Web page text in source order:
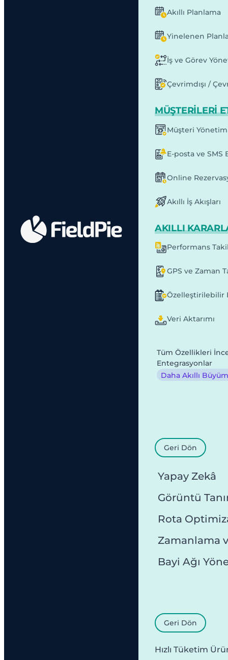
Akıllı Planlama
Yinelenen
İş ve Görev
Çevrimdışı /
MÜŞTERILERI
Müşteri
E-posta ve
Online
Akıllı İş Akışları
AKILLI
Performans
GPS ve Zaman
Özelleştirilebilir
Veri Aktarımı
Tüm Özellikleri
Entegrasyonlar
Daha Akıllı
Geri Dön
Yapay Zekâ
Görüntü
Rota
Zamanlama
Bayi Ağı
Geri Dön
Hızlı Tüketim